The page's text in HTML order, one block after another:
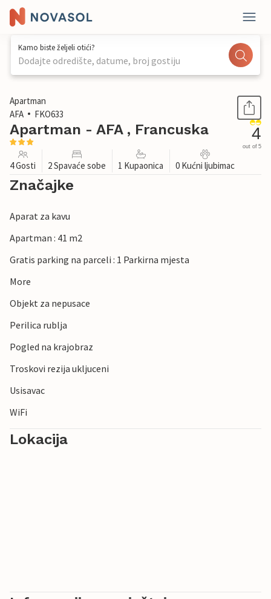
Kamo biste željeli otići?
Dodajte odredište, datume, broj gostiju
1 / 16
Apartman
AFA
FKO633
Apartman - AFA , Francuska 4
out of 5
4 Gosti 2 Spavaće sobe 1 Kupaonica 0 Kućni ljubimac
Značajke
Aparat za kavu
Apartman : 41 m2
Gratis parking na parceli : 1 Parkirna mjesta
More
Objekt za nepusace
Perilica rublja
Pogled na krajobraz
Troskovi rezija ukljuceni
Usisavac
WiFi
Lokacija